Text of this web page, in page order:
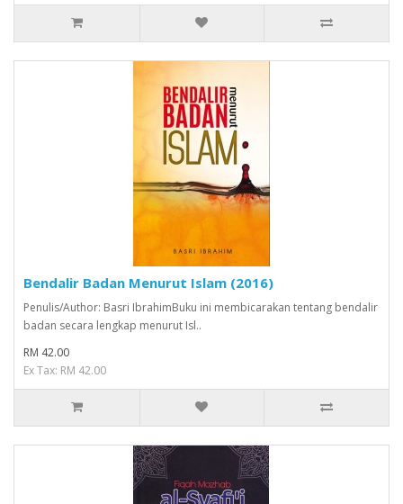
Bendalir Badan Menurut Islam (2016)
Penulis/Author: Basri IbrahimBuku ini membicarakan tentang bendalir
badan secara lengkap menurut Isl..
RM 42.00
Ex Tax: RM 42.00